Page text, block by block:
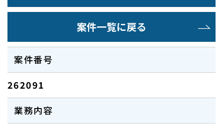
案件一覧に戻る
案件番号
262091
業務内容